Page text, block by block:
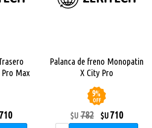
Max
710
Palanca de freno Monopatin
X City Pro
9%
OFF
$U 782 $U 710